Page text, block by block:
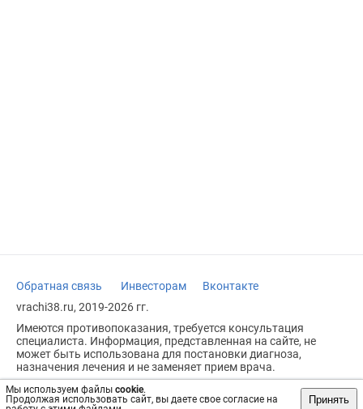
Мы используем файлы cookie.
Продолжая использовать сайт, вы даете свое согласие на
Принять
Обратная связь Инвесторам
Вконтакте
vrachi38.ru, 2019-2026 гг.
Имеются противопоказания, требуется консультация
специалиста. Информация, представленная на сайте, не
может быть использована для постановки диагноза,
назначения лечения и не заменяет прием врача.
Возрастное ограничение: 18+